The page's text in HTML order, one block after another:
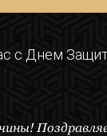
с Днем